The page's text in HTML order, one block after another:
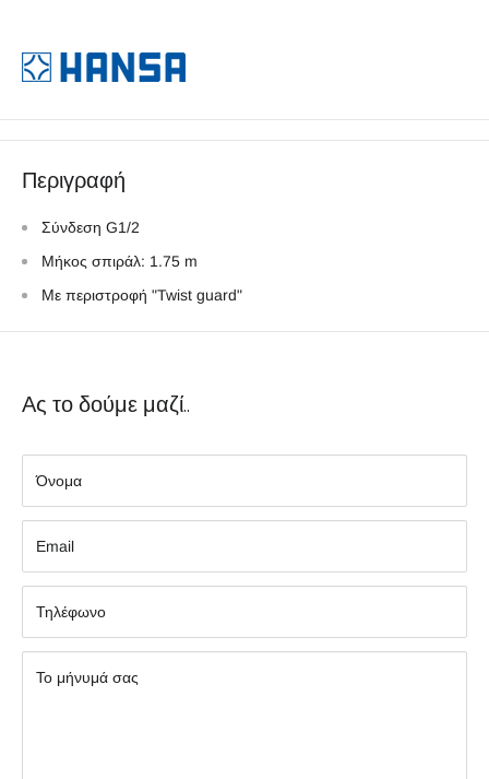
Περιγραφή
Σύνδεση G1/2
Μήκος σπιράλ: 1.75 m
Με περιστροφή "Twist guard"
Ας το δούμε μαζί..
Όνομα
Εmail
Τηλέφωνο
Το μήνυμά σας